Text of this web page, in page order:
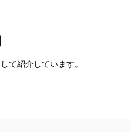
て紹介しています。